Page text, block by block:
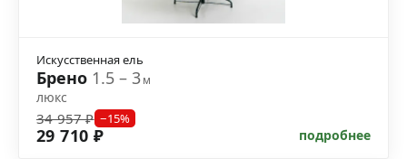
Искусственная ель
Брено 1.5 – 3м
люкс
34 957 ₽ −15%
29 710 ₽ подробнее